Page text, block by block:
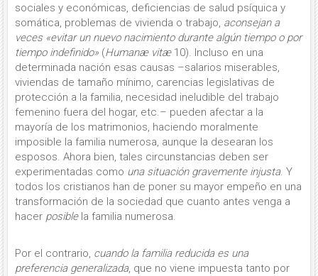
sociales y económicas, defi­ciencias de salud psíquica y
somática, problemas de vivienda o trabajo, aconsejan a
veces «evitar un nuevo na­cimiento durante algún tiempo o por
tiempo indefinido» (Humanæ vitæ10). In­cluso en una
determinada nación esas causas –salarios miserables,
viviendas de tamaño mínimo, carencias legislati­vas de
protección a la familia, necesi­dad ineludible del trabajo
femenino fuera del ho­gar, etc.– pueden afectar a la
mayoría de los matrimonios, haciendo moralmente
imposible la familia numerosa, aunque la desearan los
esposos. Ahora bien, tales circunstancias deben ser
experimentadas como una situación gravemente injusta. Y
todos los cris­tianos han de poner su mayor empeño en una
transformación de la sociedad que cuanto antes venga a
hacer posiblela fa­milia numerosa.
Por el contrario, cuando la familia redu­cida es una
preferencia generalizada, que no viene impuesta tanto por